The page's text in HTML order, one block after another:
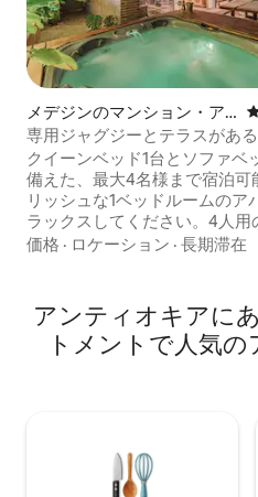
メデジンのマンション・ア
パート
専用ジャグジーとテラスがあ
なアパートです！
クイーンベッド1台とソファベ
備えた、最大4名様まで宿泊可
リッシュな1ベッドルームのア
ラックスしてください。4人用
グジーが備わったプライベート
速Wi-Fi、ウォークインクロー
楽しみください。Urban
ール、ジム、スパ、ミーティ
価格 · ロケーション · 長期滞在
アンティオキアに
トメントで人気